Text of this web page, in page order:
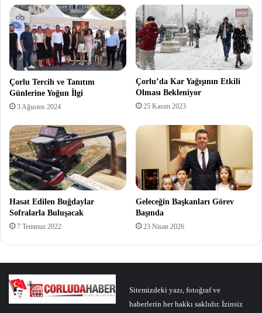
Çorlu Tercih ve Tanıtım
Günlerine Yoğun İlgi
3 Ağustos 2024
Çorlu’da Kar Yağışının Etkili
Olması Bekleniyor
25 Kasım 2023
Hasat Edilen Buğdaylar
Sofralarla Buluşacak
7 Temmuz 2022
Geleceğin Başkanları Görev
Başında
23 Nisan 2026
Sitemizdeki yazı, fotoğraf ve
haberlerin her hakkı saklıdır. İzinsiz